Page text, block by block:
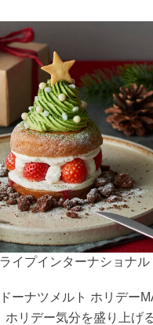
イプインターナショナル
ーナツメルト ホリデー
ホリデー気分を盛り上げ